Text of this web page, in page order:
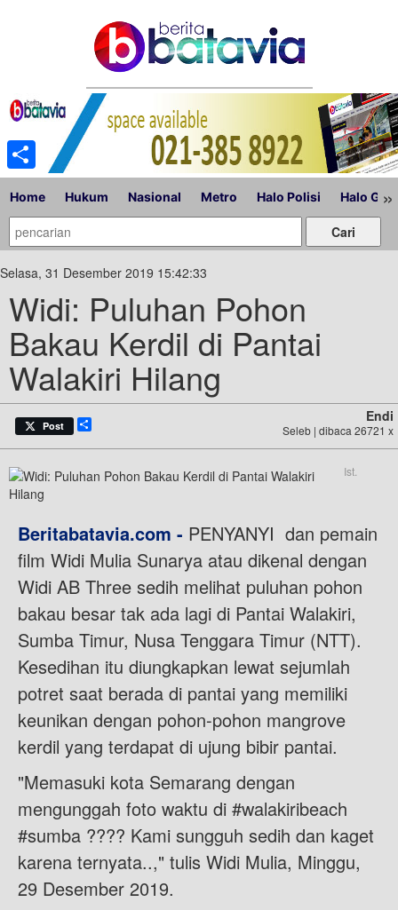
Home Hukum Nasional Metro Halo Polisi Halo »
Selasa, 31 Desember 2019 15:42:33
Widi: Puluhan Pohon
Bakau Kerdil di Pantai
Walakiri Hilang
Post
Endi
Seleb | dibaca 26721 x
Ist.
Beritabatavia.com - PENYANYI dan pemain
film Widi Mulia Sunarya atau dikenal dengan
Widi AB Three sedih melihat puluhan pohon
bakau besar tak ada lagi di Pantai Walakiri,
Sumba Timur, Nusa Tenggara Timur (NTT).
Kesedihan itu diungkapkan lewat sejumlah
potret saat berada di pantai yang memiliki
keunikan dengan pohon-pohon mangrove
kerdil yang terdapat di ujung bibir pantai.
"Memasuki kota Semarang dengan
mengunggah foto waktu di #walakiribeach
#sumba ???? Kami sungguh sedih dan kaget
karena ternyata..," tulis Widi Mulia, Minggu,
29 Desember 2019.
Share